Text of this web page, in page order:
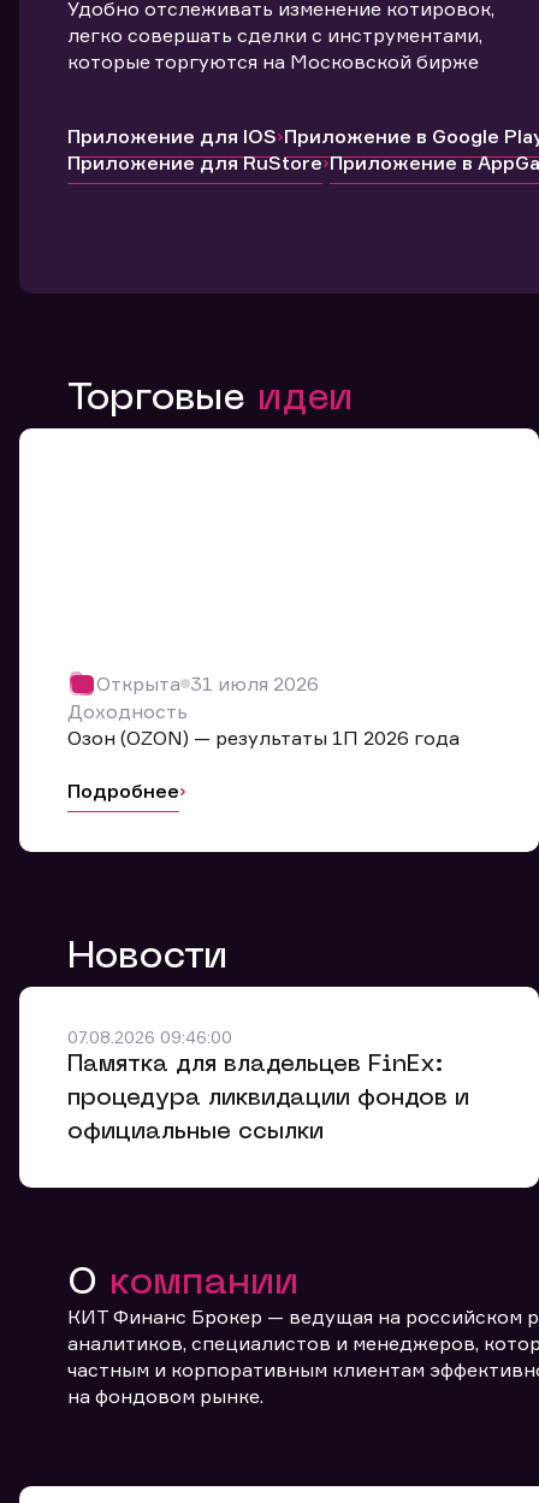
Удобно отслеживать изменение котировок,
легко совершать сделки с инструментами,
которые торгуются на Московской бирже
Приложение для IOS Приложение в Google
Приложение для RuStore Приложение в
Торговые идеи
Открыта 31 июля 2026
Доходность
Озон (OZON) — результаты 1П 2026 года
Подробнее
Новости
07.08.2026 09:46:00
Памятка для владельцев FinEx:
процедура ликвидации фондов и
официальные ссылки
О компании
КИТ Финанс Брокер — ведущая на российском
аналитиков, специалистов и менеджеров,
частным и корпоративным клиентам
на фондовом рынке.
Мы
Ваше